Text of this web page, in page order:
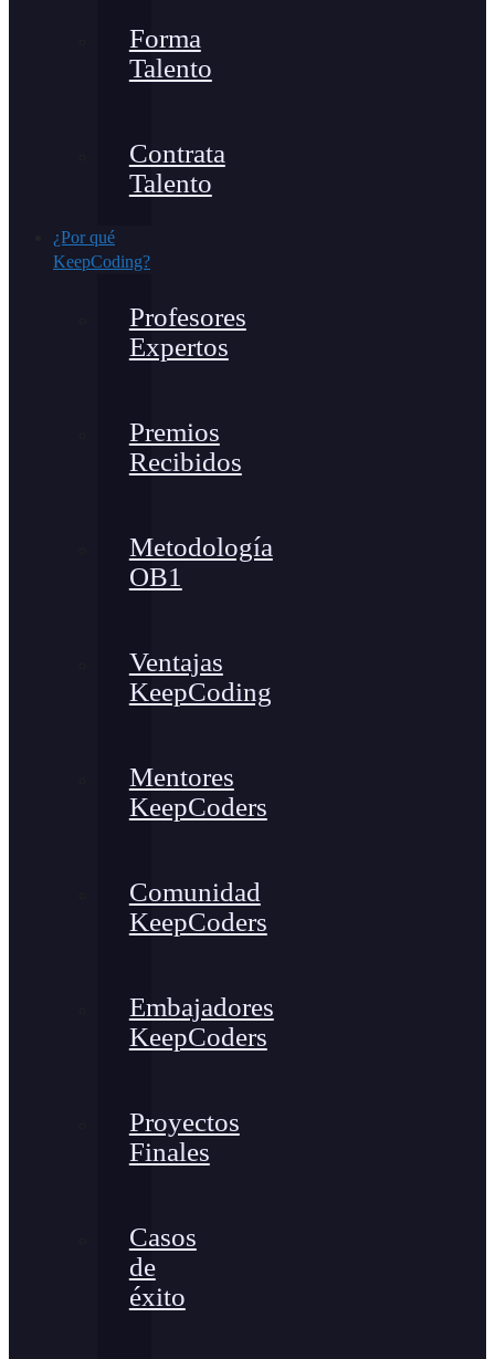
Forma
Talento
Contrata
Talento
¿Por qué
KeepCoding?
Profesores
Expertos
Premios
Recibidos
Metodología
OB1
Ventajas
KeepCoding
Mentores
KeepCoders
Comunidad
KeepCoders
Embajadores
KeepCoders
Proyectos
Finales
Casos
de
éxito